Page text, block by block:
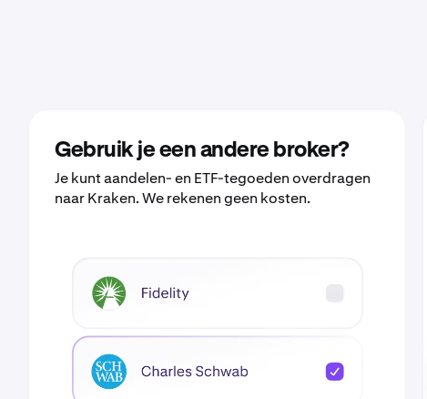
Gebruik je een andere broker?
Je kunt aandelen- en ETF-tegoeden overdragen
naar Kraken. We rekenen geen kosten.